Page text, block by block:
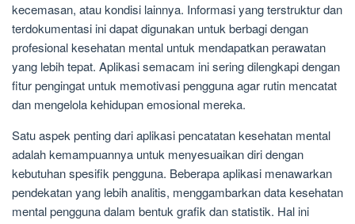
kecemasan, atau kondisi lainnya. Informasi yang terstruktur dan
terdokumentasi ini dapat digunakan untuk berbagi dengan
profesional kesehatan mental untuk mendapatkan perawatan
yang lebih tepat. Aplikasi semacam ini sering dilengkapi dengan
fitur pengingat untuk memotivasi pengguna agar rutin mencatat
dan mengelola kehidupan emosional mereka.
Satu aspek penting dari aplikasi pencatatan kesehatan mental
adalah kemampuannya untuk menyesuaikan diri dengan
kebutuhan spesifik pengguna. Beberapa aplikasi menawarkan
pendekatan yang lebih analitis, menggambarkan data kesehatan
mental pengguna dalam bentuk grafik dan statistik. Hal ini